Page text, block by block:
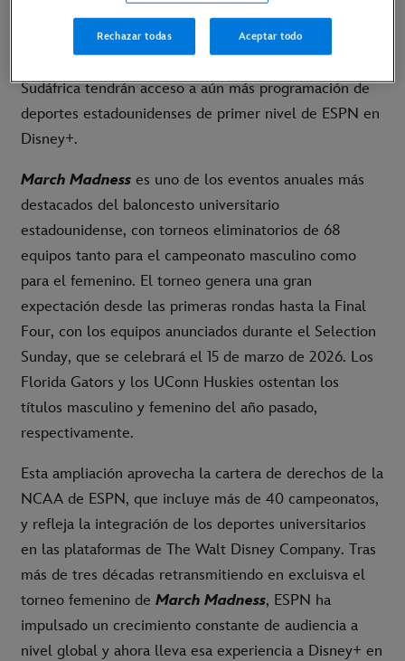
Disney+ podrán disfrutar en directo de los 134 partidos
del torneo de la NCAA como parte de su suscripción.
Sudáfrica tendrán acceso a aún más programación de
deportes estadounidenses de primer nivel de ESPN en
Disney+.
March Madness es uno de los eventos anuales más
destacados del baloncesto universitario
estadounidense, con torneos eliminatorios de 68
equipos tanto para el campeonato masculino como
para el femenino. El torneo genera una gran
expectación desde las primeras rondas hasta la Final
Four, con los equipos anunciados durante el Selection
Sunday, que se celebrará el 15 de marzo de 2026. Los
Florida Gators y los UConn Huskies ostentan los
títulos masculino y femenino del año pasado,
respectivamente.
Esta ampliación aprovecha la cartera de derechos de la
NCAA de ESPN, que incluye más de 40 campeonatos,
y refleja la integración de los deportes universitarios
en las plataformas de The Walt Disney Company. Tras
más de tres décadas retransmitiendo en excluisva el
torneo femenino de March Madness, ESPN ha
impulsado un crecimiento constante de audiencia a
nivel global y ahora lleva esa experiencia a Disney+ en
Rechazar todas Aceptar todo